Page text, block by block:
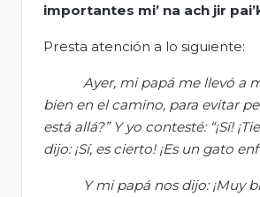
importantes mi’ na ach jir
Presta atención a lo siguiente:
Ayer, mi papá me llevó a
bien en el camino, para evitar
está allá?” Y yo contesté: “¡Sí!
dijo: ¡Sí, es cierto! ¡Es un gato
Y mi papá nosdijo: ¡Muy